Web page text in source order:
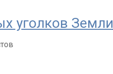
уголков Земли